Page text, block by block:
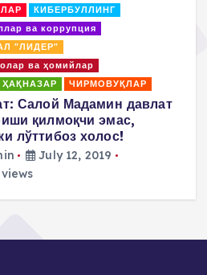
КИБЕРБУЛЛИНГ
ва коррупция
"ЛИДЕР"
ва ҳомийлар
ЧИРМОВУҚЛАР
Салой Мадамин давлат
қилмоқчи эмас,
лўттибоз холос!
July 12, 2019